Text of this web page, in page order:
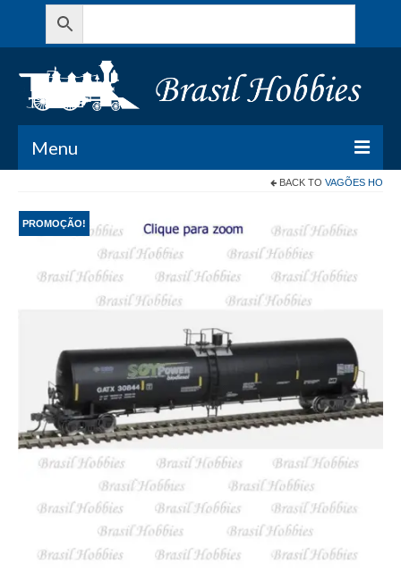
Menu
Meu Carrinho
Minha conta
BACK TO VAGÕES HO
PROMOÇÃO!